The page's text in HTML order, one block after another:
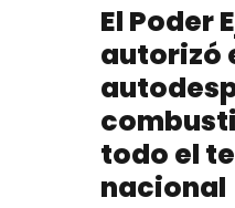
El Poder
autorizó
todo el
nacional